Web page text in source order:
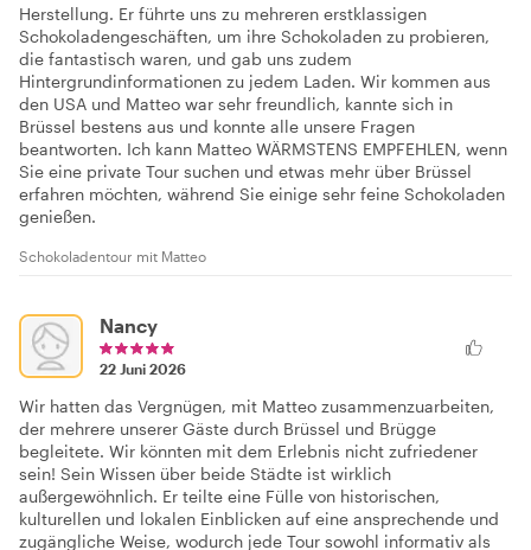
Herstellung. Er führte uns zu mehreren erstklassigen
Schokoladengeschäften, um ihre Schokoladen zu probieren,
die fantastisch waren, und gab uns zudem
Hintergrundinformationen zu jedem Laden. Wir kommen aus
den USA und Matteo war sehr freundlich, kannte sich in
Brüssel bestens aus und konnte alle unsere Fragen
beantworten. Ich kann Matteo WÄRMSTENS EMPFEHLEN, wenn
Sie eine private Tour suchen und etwas mehr über Brüssel
erfahren möchten, während Sie einige sehr feine Schokoladen
genießen.
Schokoladentour mit Matteo
Nancy
22 Juni 2026
Wir hatten das Vergnügen, mit Matteo zusammenzuarbeiten,
der mehrere unserer Gäste durch Brüssel und Brügge
begleitete. Wir könnten mit dem Erlebnis nicht zufriedener
sein! Sein Wissen über beide Städte ist wirklich
außergewöhnlich. Er teilte eine Fülle von historischen,
kulturellen und lokalen Einblicken auf eine ansprechende und
zugängliche Weise, wodurch jede Tour sowohl informativ als